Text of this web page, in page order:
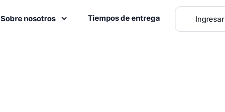
Sobre nosotros Tiempos de entrega Ingresar